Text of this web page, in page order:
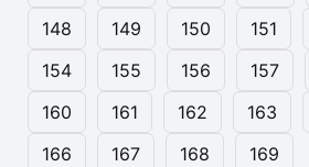
148
149 150 151
154
155 156 157
160
161 162 163
166
167 168 169